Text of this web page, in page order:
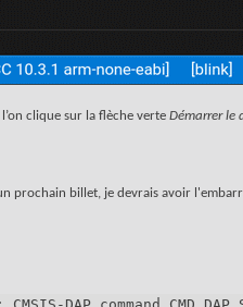
clique sur la flèche verte Démarrer le
prochain billet, je devrais avoir